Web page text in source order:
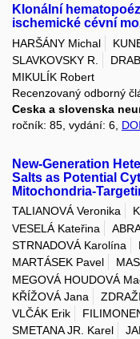
Klonální
ischemické cévní
HARŠÁNY Michal
SLAVKOVSKY R.
MIKULÍK Robert
Recenzovaný odborný
Ceska a slovenska
ročník: 85, vydání: 6, DOI
New-Generation
Salts as Potential
Mitochondria-
TALIANOVÁ Veronika
VESELÁ Kateřina
STRNADOVÁ Karolína
MARTÁSEK Pavel
MEGOVÁ HOUDOVÁ
KŘÍŽOVÁ Jana
VLČÁK Erik
SMETANA JR. Karel